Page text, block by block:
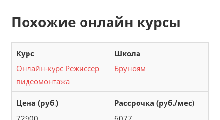
Похожие онлайн курсы
Онлайн-курс Режиссер
видеомонтажа
Бруноям
72900 6077